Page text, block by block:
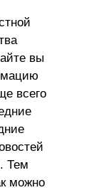
вы
всего
Тем
можно